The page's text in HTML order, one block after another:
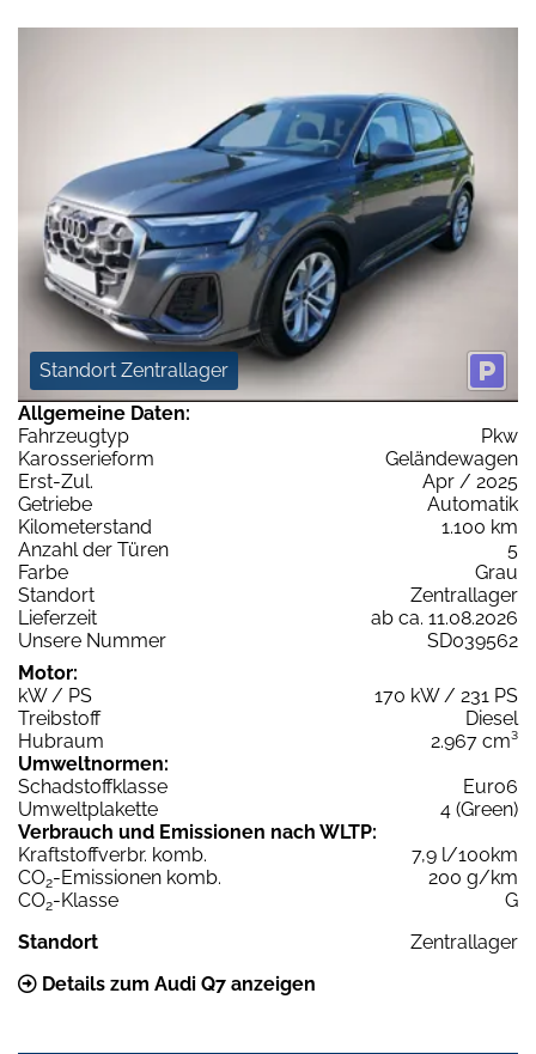
Standort Zentrallager
Allgemeine Daten:
Fahrzeugtyp
Pkw
Karosserieform
Geländewagen
Erst-Zul.
Apr / 2025
Getriebe
Automatik
Kilometerstand
1.100 km
Anzahl der Türen
5
Farbe
Grau
Standort
Zentrallager
Lieferzeit
ab ca. 11.08.2026
Unsere Nummer
SD039562
Motor:
kW / PS
170 kW / 231 PS
Treibstoff
Diesel
Hubraum
2.967 cm³
Umweltnormen:
Schadstoffklasse
Euro6
Umweltplakette
4 (Green)
Verbrauch und Emissionen nach WLTP:
Kraftstoffverbr. komb.
7,9 l/100km
CO2-Emissionen komb.
200 g/km
CO2-Klasse
G
Standort
Zentrallager
Details zum Audi Q7 anzeigen